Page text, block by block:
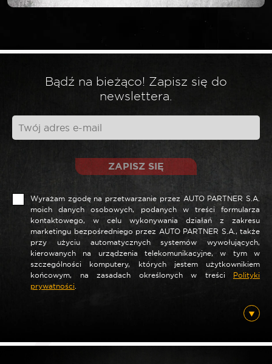
Wymagane pola są oznaczone*
Twoja ocena*
Twoja opinia *
Nazwa*
E-mail*
Bądź na bieżąco! Zapisz się do
newslettera.
ZAPISZ SIĘ
Wyrażam zgodę na przetwarzanie przez AUTO PARTNER S.A.
moich danych osobowych, podanych w treści formularza
kontaktowego, w celu wykonywania działań z zakresu
marketingu bezpośredniego przez AUTO PARTNER S.A., także
przy użyciu automatycznych systemów wywołujących,
kierowanych na urządzenia telekomunikacyjne, w tym w
szczególności komputery, których jestem użytkownikiem
końcowym, na zasadach określonych w treści Polityki
prywatności.